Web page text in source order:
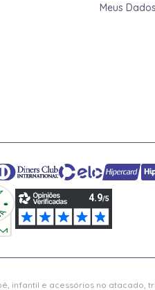
Meus Dados
infantil e acessórios no atacado,